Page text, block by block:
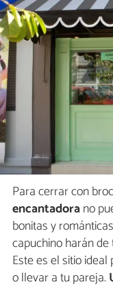
Para cerrar con
encantadorano
bonitas y
capuchino harán
Este es el sitio
o llevar a tu pareja.